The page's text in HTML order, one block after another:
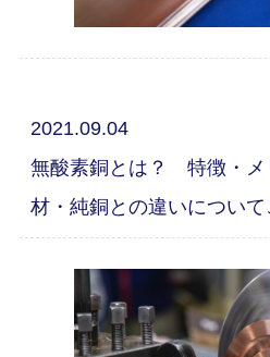
2021.09.04
無酸素銅とは？ 特徴・メ
材・純銅との違いについて